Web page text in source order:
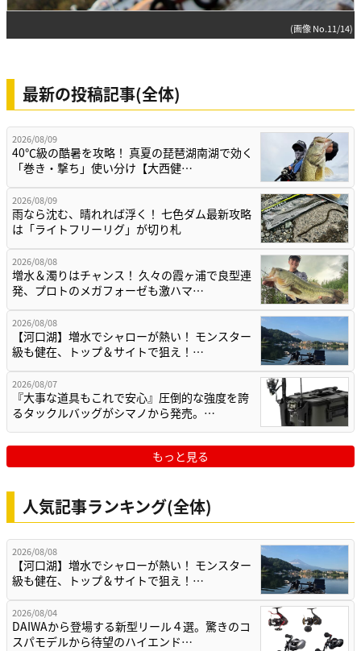
(画像 No.11/14)
最新の投稿記事(全体)
2026/08/09
40℃級の酷暑を攻略！ 真夏の琵琶湖南湖で効く
「巻き・撃ち」使い分け【大西健…
2026/08/09
雨なら沈む、晴れれば浮く！ 七色ダム最新攻略
は「ライトフリーリグ」が切り札
2026/08/08
増水＆濁りはチャンス！ 久々の霞ヶ浦で良型連
発、プロトのメガフォーゼも激ハマ…
2026/08/08
【河口湖】増水でシャローが熱い！ モンスター
級も健在、トップ＆サイトで狙え！…
2026/08/07
『大事な道具もこれで安心』圧倒的な強度を誇
るタックルバッグがシマノから発売。…
もっと見る
人気記事ランキング(全体)
2026/08/08
【河口湖】増水でシャローが熱い！ モンスター
級も健在、トップ＆サイトで狙え！…
2026/08/04
DAIWAから登場する新型リール４選。驚きのコ
スパモデルから待望のハイエンド…